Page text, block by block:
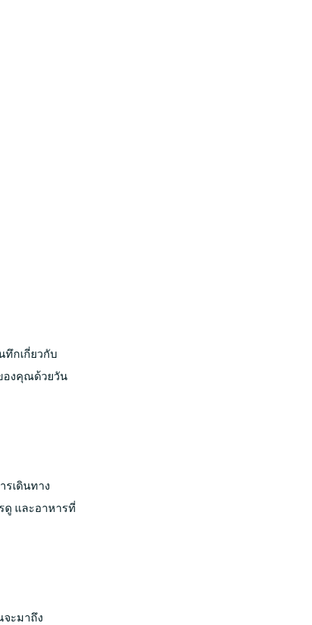
กเกี่ยวกับ
องคุณด้วยวัน
เดินทาง
ดู และอาหารที่
ะมาถึง